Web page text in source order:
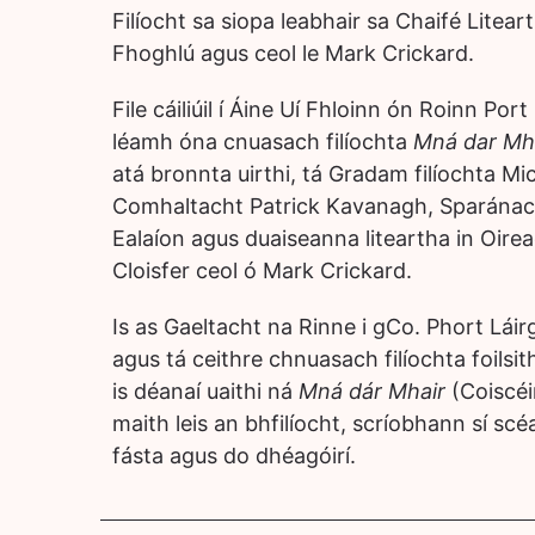
Filíocht sa siopa leabhair sa Chaifé
Fhoghlú agus ceol le Mark Crickard.
File cáiliúil í Áine Uí Fhloinn ón Roinn
léamh óna cnuasach filíochta Mná dar
atá bronnta uirthi, tá Gradam filíochta
Comhaltacht Patrick Kavanagh,
Ealaíon agus duaiseanna liteartha in
Cloisfer ceol ó Mark Crickard.
Is as Gaeltacht na Rinne i gCo. Phort
agus tá ceithre chnuasach filíochta
is déanaí uaithi ná Mná dár Mhair
maith leis an bhfilíocht, scríobhann sí
fásta agus do dhéagóirí.